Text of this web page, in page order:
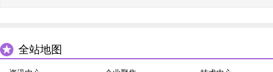
全站地图